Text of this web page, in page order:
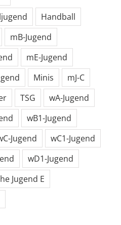
Handball
mB-Jugend
mE-Jugend
Minis
mJ-C
TSG
wA-Jugend
wB1-Jugend
Jugend
wC1-Jugend
wD1-Jugend
Jugend E